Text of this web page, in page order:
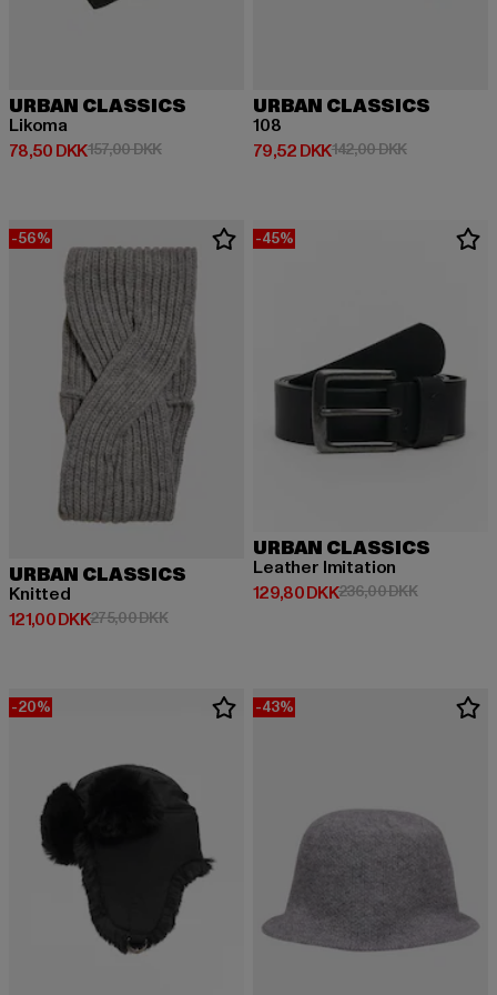
URBAN CLASSICS
Likoma
78,50 DKK
Nuværende pris: 78,50 DKK
157,00 DKKKampagnepris: 157,00 DKK
URBAN CLASSICS
108
79,52 DKK
Nuværende pris: 79,52 DKK
142,00 DKK
-56%
URBAN CLASSICS
Knitted
121,00 DKK
Nuværende pris: 121,00 DKK
275,00 DKKKampagnepris: 275,00 DKK
-45%
URBAN CLASSICS
Leather Imitation
129,80 DKK
Nuværende pris: 129,80 DKK
236,00 DKK
-20% -43%